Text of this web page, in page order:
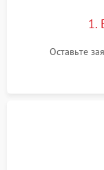
1.
Оставьте